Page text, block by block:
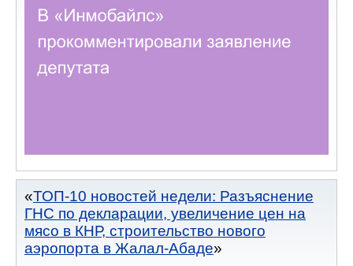
ТОП-10 новостей недели: Разъяснение
ГНС по декларации, увеличение цен на
мясо в КНР, строительство нового
аэропорта в Жалал-Абаде